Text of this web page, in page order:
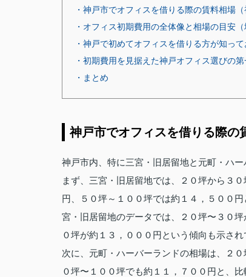
・神戸市でオフィスを借りる際の賃料相場
・オフィス初期費用の全体像と相場の目安（
・神戸で初めてオフィスを借りる方が知っ
・初期費用を見据えた神戸オフィス選びの
・まとめ
神戸市でオフィスを借りる際の
神戸市内、特に三宮・旧居留地と元町・ハ
まず、三宮・旧居留地では、２０坪から３
円、５０坪～１００坪では約１４，５００
宮・旧居留地のデータでは、２０坪〜３０
０坪が約１３，０００円という傾向も示され
次に、元町・ハーバーランドの相場は、２
０坪〜１００坪でも約１１，７００円と、